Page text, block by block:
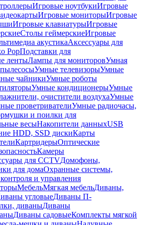
Игровые ноутбукиИгровые
Игровые мониторыИгровые
Игровые клавиатурыИгровые
Столы геймерскиеИгровые
акустикаАксессуары для
PopПодставки для
лентыЛампы для мониторовУмная
Умные телевизорыУмные
чайникиУмные роботы
Умные кондиционерыУмные
очистители воздухаУмные
проветривателиУмные радиочасы,
и поилки для
весыНакопители данныхUSB
HDD, SSD дискиКарты
КартридерыОптические
Камеры
для CCTVДомофоны,
для домаОхранные системы,
и управления
МебельМягкая мебельДиваны,
угловыеДиваны П-
диваныДиваны
Диваны садовыеКомплекты мягкой